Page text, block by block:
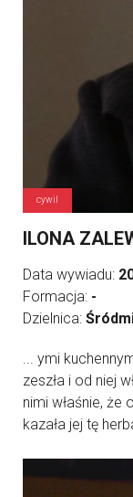
cywil
ILONA
Data wywiadu:
Formacja: -
Dzielnica:
... ymi
zeszła i od niej
nimi właśnie, że
kazała jej tę